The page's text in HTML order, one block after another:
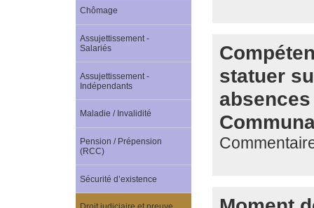
statuer
Chômage
Assujettissement -
Salariés
Assujettissement -
Indépendants
Maladie / Invalidité
Pension / Prépension
(RCC)
Sécurité d’existence